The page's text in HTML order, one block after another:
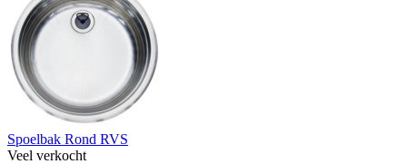
Spoelbak Rond RVS
Veel verkocht